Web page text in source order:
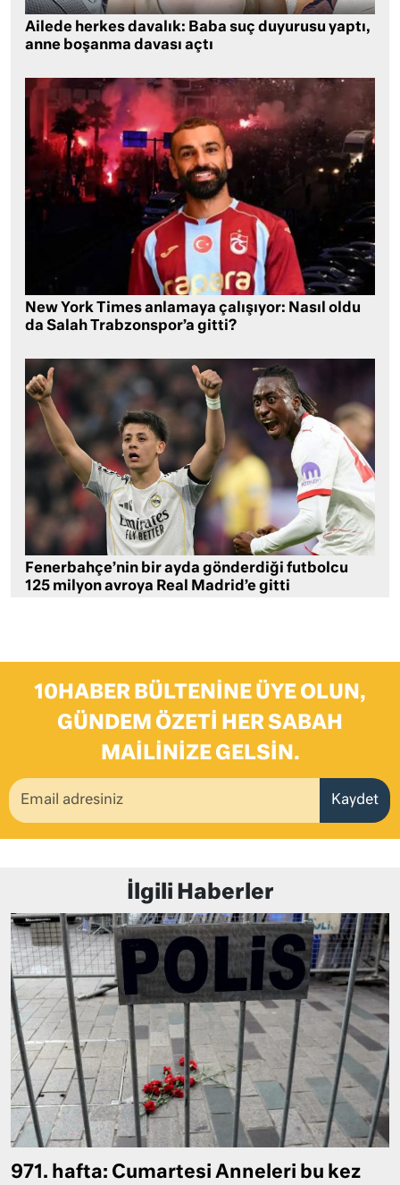
Ailede herkes davalık: Baba suç duyurusu yaptı,
anne boşanma davası açtı
New York Times anlamaya çalışıyor: Nasıl oldu
da Salah Trabzonspor’a gitti?
Fenerbahçe’nin bir ayda gönderdiği futbolcu
125 milyon avroya Real Madrid’e gitti
10HABER BÜLTENINE ÜYE OLUN,
GÜNDEM ÖZETI HER SABAH
MAILINIZE GELSIN.
Kaydet
İlgili Haberler
971. hafta: Cumartesi Anneleri bu kez